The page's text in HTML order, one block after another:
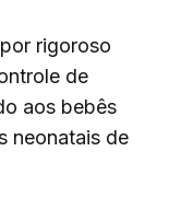
rigoroso
de
aos bebês
neonatais de